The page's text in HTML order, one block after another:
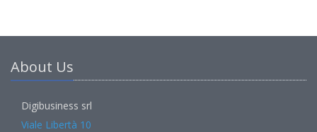
About Us
Digibusiness srl
Viale Libertà 10